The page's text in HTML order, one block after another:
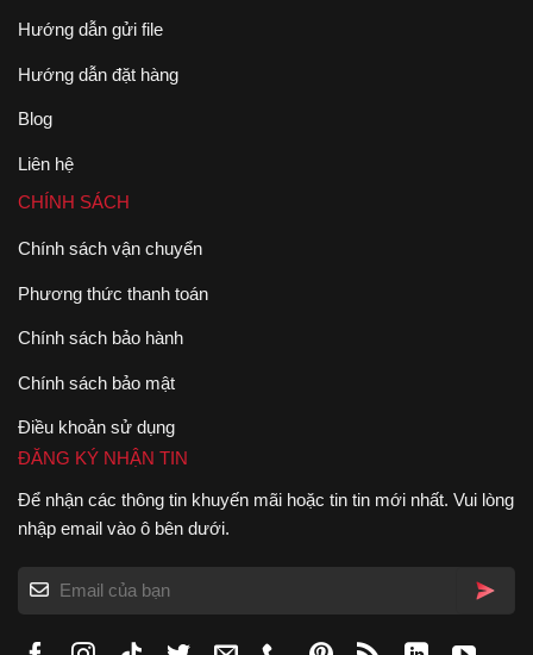
Hướng dẫn gửi file
Hướng dẫn đặt hàng
Blog
Liên hệ
CHÍNH SÁCH
Chính sách vận chuyển
Phương thức thanh toán
Chính sách bảo hành
Chính sách bảo mật
Điều khoản sử dụng
ĐĂNG KÝ NHẬN TIN
Để nhận các thông tin khuyến mãi hoặc tin tin mới nhất. Vui lòng
nhập email vào ô bên dưới.